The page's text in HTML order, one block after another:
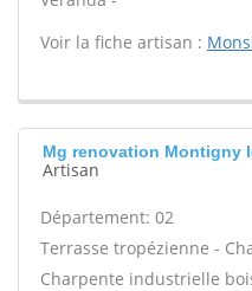
Voir la fiche artisan :
Mg renovation Montigny
Artisan
Département: 02
Terrasse tropézienne -
Charpente industrielle